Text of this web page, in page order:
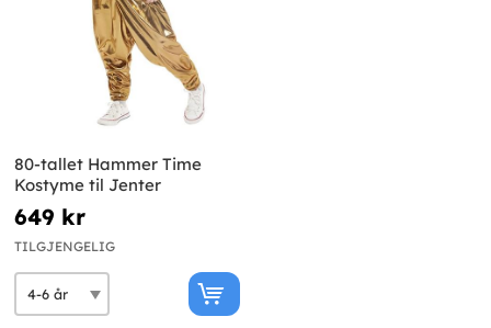
80-tallet Hammer Time
Kostyme til Jenter
649 kr
TILGJENGELIG